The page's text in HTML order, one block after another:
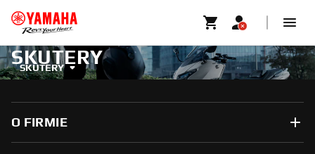
SKUTERY
SKUTERY
O FIRMIE